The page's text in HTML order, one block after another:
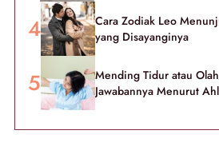
Cara Zodiak Leo
yang Disayanginya
Mending Tidur atau
Jawabannya Menurut